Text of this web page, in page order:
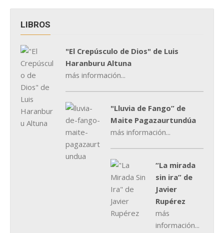
LIBROS
"El Crepúsculo de Dios" de Luis
Haranburu Altuna
más información...
"Lluvia de Fango” de
Maite Pagazaurtundúa
más información...
“La mirada
sin ira” de
Javier
Rupérez
más
información...